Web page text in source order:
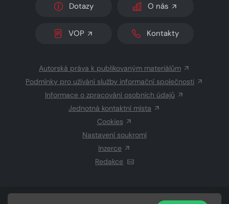
Dotazy O nás
VOP Kontakty
Autorská práva k publikovaným materiálům
Podmínky pro užívání služby informační společnosti
Informace o zpracování osobních údajů
Jednotná kontaktní místa
Cookies
Nastavení soukromí
Inzerce
Redakce
CZECH NEWS CENTER a.s.a dodavatelé